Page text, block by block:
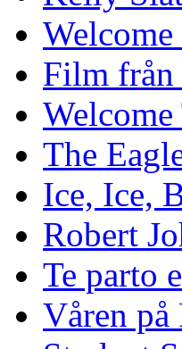
Film från
The
Ice, Ice,
Robert
Te parto
Våren på